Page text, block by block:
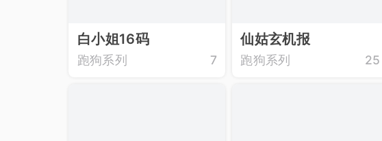
白小姐16码
跑狗系列 7
仙姑玄机报
跑狗系列 25